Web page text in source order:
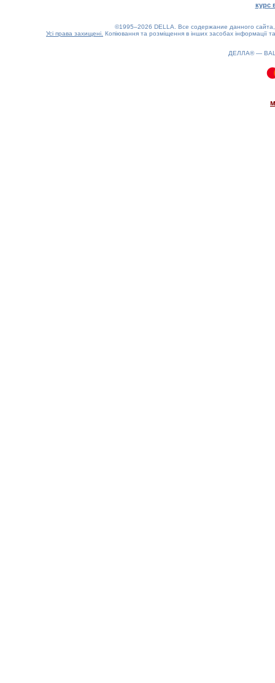
курс
©1995–2026 DELLA. Все содержание данного
Усі права захищені. Копіювання та розміщення в інших засобах інформації
ДЕЛЛА® —